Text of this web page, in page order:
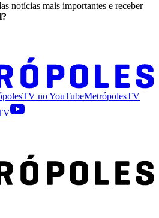
notícias mais importantes e receber
noYouTubeMetrópolesTV